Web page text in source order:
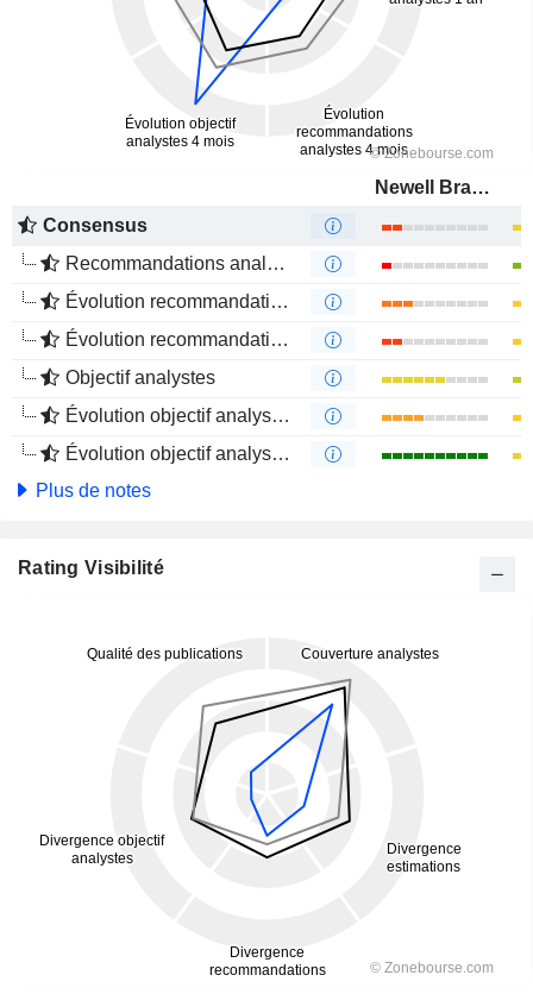
Newell Brands Inc.
Consensus
Recommandations analystes
Évolution recommandations analystes 1 an
Évolution recommandations analystes 4 mois
Objectif analystes
Évolution objectif analystes 1 an
Évolution objectif analystes 4 mois
Plus de notes
Rating Visibilité